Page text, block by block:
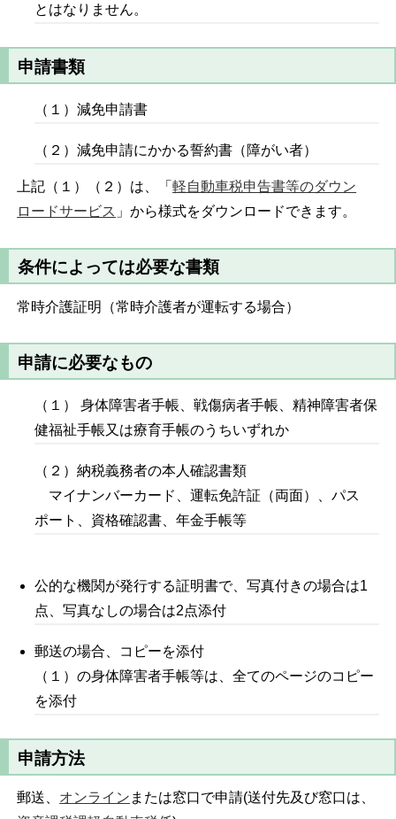
とはなりません。
申請書類
（１）減免申請書
（２）減免申請にかかる誓約書（障がい者）
上記（１）（２）は、「軽自動車税申告書等のダウン
ロードサービス 」から様式をダウンロードできます。
条件によっては必要な書類
常時介護証明（常時介護者が運転する場合）
申請に必要なもの
（１） 身体障害者手帳、戦傷病者手帳、精神障害者保
健福祉手帳又は療育手帳のうちいずれか
（２）納税義務者の本人確認書類
マイナンバーカード、運転免許証（両面）、パス
ポート、資格確認書、年金手帳等
公的な機関が発行する証明書で、写真付きの場合は1
点、写真なしの場合は2点添付
郵送の場合、コピーを添付
（１）の身体障害者手帳等は、全てのページのコピー
を添付
申請方法
郵送、 オンライン または窓口で申請(送付先及び窓口は、